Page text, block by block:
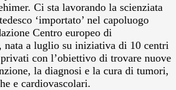
Ci sta lavorando la scienziata
‘importato’ nel capoluogo
Centro europeo di
nata a luglio su iniziativa di 10 centri
con l’obiettivo di trovare nuove
la diagnosi e la cura di tumori,
e cardiovascolari.